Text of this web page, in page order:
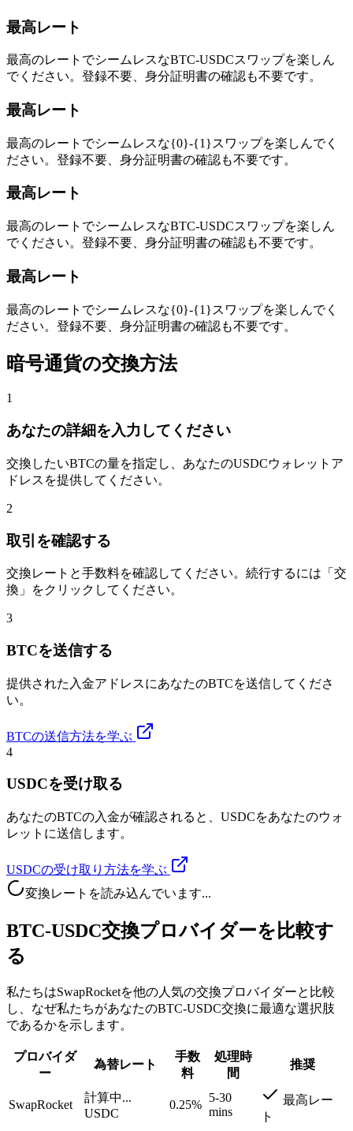
最高レート
最高のレートでシームレスなBTC-USDCスワップを楽しん
でください。登録不要、身分証明書の確認も不要です。
最高レート
最高のレートでシームレスな{0}-{1}スワップを楽しんでく
ださい。登録不要、身分証明書の確認も不要です。
最高レート
最高のレートでシームレスなBTC-USDCスワップを楽しん
でください。登録不要、身分証明書の確認も不要です。
最高レート
最高のレートでシームレスな{0}-{1}スワップを楽しんでく
ださい。登録不要、身分証明書の確認も不要です。
暗号通貨の交換方法
1
あなたの詳細を入力してください
交換したいBTCの量を指定し、あなたのUSDCウォレットア
ドレスを提供してください。
2
取引を確認する
交換レートと手数料を確認してください。続行するには「交
換」をクリックしてください。
3
BTCを送信する
提供された入金アドレスにあなたのBTCを送信してくださ
い。
BTCの送信方法を学ぶ
4
USDCを受け取る
あなたのBTCの入金が確認されると、USDCをあなたのウォ
レットに送信します。
USDCの受け取り方法を学ぶ
変換レートを読み込んでいます...
BTC-USDC交換プロバイダーを比較す
る
私たちはSwapRocketを他の人気の交換プロバイダーと比較
し、なぜ私たちがあなたのBTC-USDC交換に最適な選択肢
であるかを示します。
プロバイダ
ー
為替レート
手数
料
処理時
間
推奨
SwapRocket
計算中...
USDC
0.25%
5-30
mins
最高レー
ト